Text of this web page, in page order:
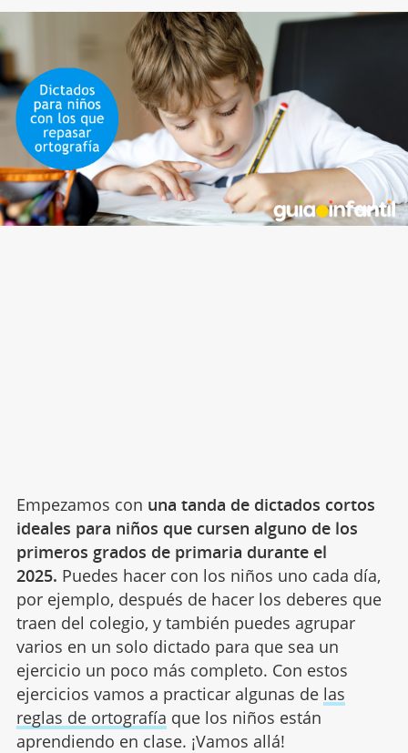
Empezamos con una tanda de dictados cortos
ideales para niños que cursen alguno de los
primeros grados de primaria durante el
2025. Puedes hacer con los niños uno cada día,
por ejemplo, después de hacer los deberes que
traen del colegio, y también puedes agrupar
varios en un solo dictado para que sea un
ejercicio un poco más completo. Con estos
ejercicios vamos a practicar algunas de las
reglas de ortografía que los niños están
aprendiendo en clase. ¡Vamos allá!